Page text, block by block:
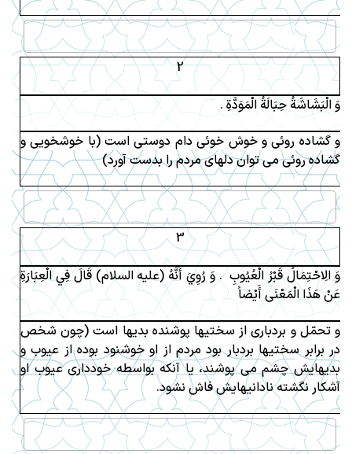
2
وَ الْبَشَاشَةُ حِبَالَةُ الْمَوَدَّةِ .
و گشاده روئى و خوش خوئى دام دوستى است (با خوشخويى و
گشاده روئى مى توان دلهاى مردم را بدست آورد)
3
وَ الِاحْتِمَالُ قَبْرُ الْعُيُوبِ . وَ رُوِيَ أَنَّهُ (عليه السلام) قَالَ فِي الْعِبَارَةِ
عَنْ هَذَا الْمَعْنَى أَيْضاً
و تحمّل و بردبارى از سختيها پوشنده بديها است (چون شخص
در برابر سختيها بردبار بود مردم از او خوشنود بوده از عيوب و
بديهايش چشم مى پوشند، يا آنكه بواسطه خوددارى عيوب او
آشكار نگشته نادانيهايش فاش نشود.